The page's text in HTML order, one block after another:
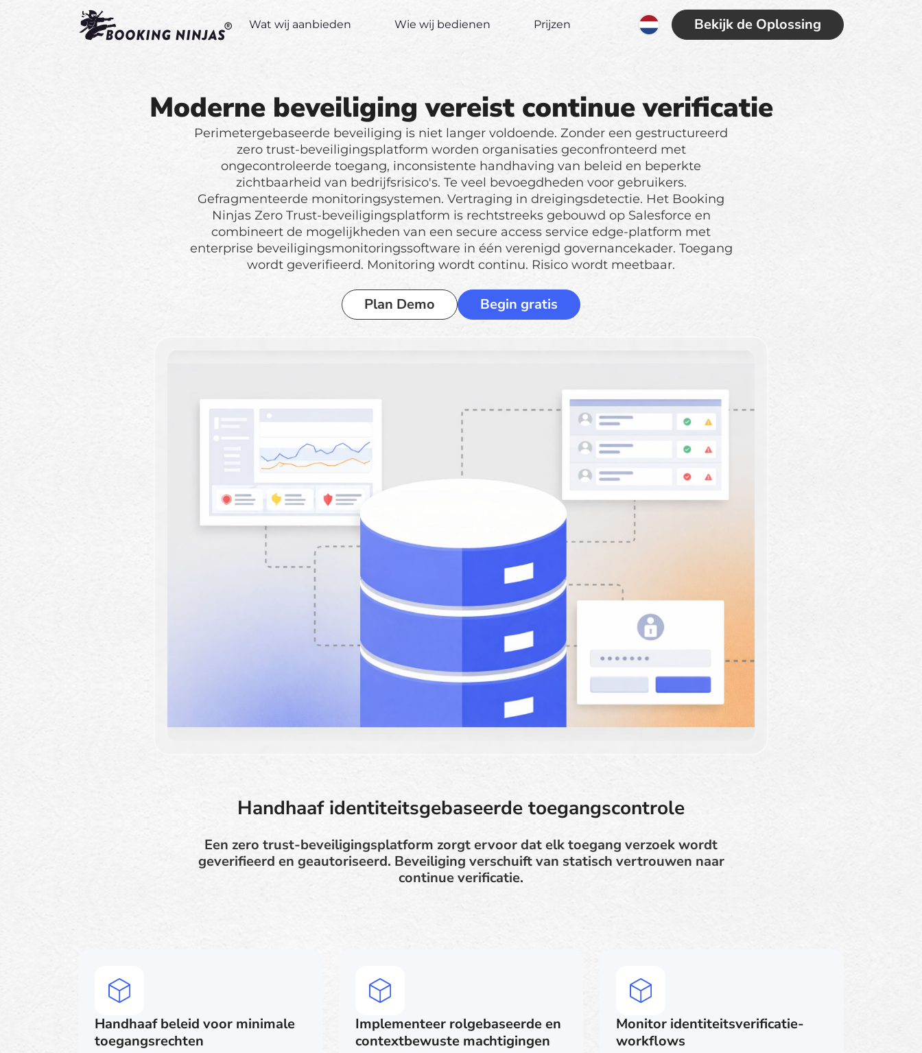
Bekijk de Oplossing
Wat wij aanbieden Wie wij bedienen Prijzen
Moderne beveiliging vereist continue verificatie
Perimetergebaseerde beveiliging is niet langer voldoende. Zonder een gestructureerd
zero trust-beveiligingsplatform worden organisaties geconfronteerd met
ongecontroleerde toegang, inconsistente handhaving van beleid en beperkte
zichtbaarheid van bedrijfsrisico's. Te veel bevoegdheden voor gebruikers.
Gefragmenteerde monitoringsystemen. Vertraging in dreigingsdetectie. Het Booking
Ninjas Zero Trust-beveiligingsplatform is rechtstreeks gebouwd op Salesforce en
combineert de mogelijkheden van een secure access service edge-platform met
enterprise beveiligingsmonitoringssoftware in één verenigd governancekader. Toegang
wordt geverifieerd. Monitoring wordt continu. Risico wordt meetbaar.
Plan Demo Begin gratis
Handhaaf identiteitsgebaseerde toegangscontrole
Een zero trust-beveiligingsplatform zorgt ervoor dat elk toegang verzoek wordt
geverifieerd en geautoriseerd. Beveiliging verschuift van statisch vertrouwen naar
continue verificatie.
Handhaaf beleid voor minimale
toegangsrechten
Implementeer rolgebaseerde en
contextbewuste machtigingen
Monitor identiteitsverificatie-
workflows